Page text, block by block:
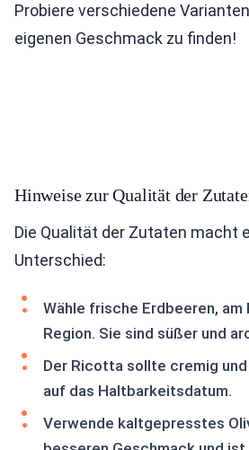
Probiere verschiedene
eigenen Geschmack zu finden!
Hinweise zur Qualität der
Die Qualität der Zutaten macht
Unterschied:
Wähle frische Erdbeeren,
Region. Sie sind süßer und
Der Ricotta sollte cremig
auf das Haltbarkeitsdatum.
Verwende kaltgepresstes